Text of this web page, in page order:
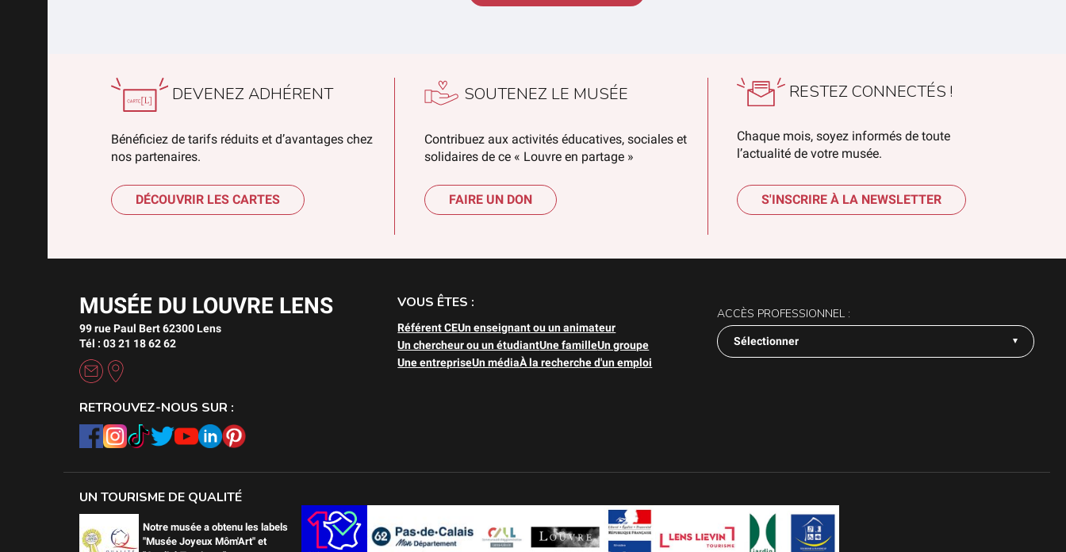
DEVENEZ ADHÉRENT
Bénéficiez de tarifs réduits et d’avantages chez
nos partenaires.
DÉCOUVRIR LES CARTES
SOUTENEZ LE MUSÉE
Contribuez aux activités éducatives, sociales et
solidaires de ce « Louvre en partage »
FAIRE UN DON
RESTEZ CONNECTÉS !
Chaque mois, soyez informés de toute
l’actualité de votre musée.
S'INSCRIRE À LA NEWSLETTER
MUSÉE DU LOUVRE LENS
99 rue Paul Bert 62300 Lens
Tél : 03 21 18 62 62
RETROUVEZ-NOUS SUR :
VOUS ÊTES :
Référent CEUn enseignant ou un animateur
Un chercheur ou un étudiantUne familleUn groupe
Une entrepriseUn médiaÀ la recherche d'un emploi
ACCÈS PROFESSIONNEL :
Sélectionner
UN TOURISME DE QUALITÉ
Notre musée a obtenu les labels
"Musée Joyeux Môm'Art" et